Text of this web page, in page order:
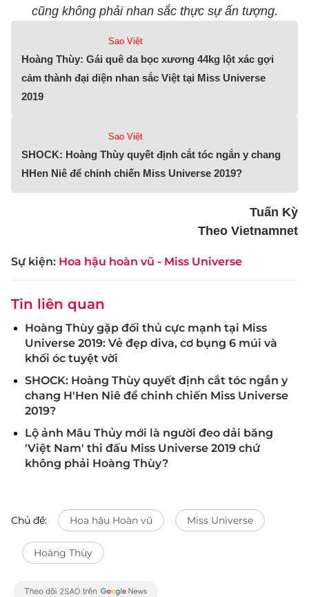
Sự kiện: Hoa hậu hoàn vũ - Miss Universe
cũng không phải nhan sắc thực sự ấn tượng.
Sao Việt
Hoàng Thùy: Gái quê da bọc xương 44kg lột xác gợi
cảm thành đại diện nhan sắc Việt tại Miss Universe
2019
Sao Việt
SHOCK: Hoàng Thùy quyết định cắt tóc ngắn y chang
HHen Niê để chinh chiến Miss Universe 2019?
Tuấn Kỳ
Theo Vietnamnet
Tin liên quan
Hoàng Thùy gặp đối thủ cực mạnh tại Miss
Universe 2019: Vẻ đẹp diva, cơ bụng 6 múi và
khối óc tuyệt vời
SHOCK: Hoàng Thùy quyết định cắt tóc ngắn y
chang H'Hen Niê để chinh chiến Miss Universe
2019?
Lộ ảnh Mâu Thủy mới là người đeo dải băng
'Việt Nam' thi đấu Miss Universe 2019 chứ
không phải Hoàng Thùy?
Chủ đề: Hoa hậu Hoàn vũ Miss Universe
Hoàng Thùy